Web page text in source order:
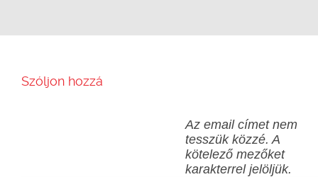
Szóljon hozzá
Az email címet nem
tesszük közzé. A
kötelező mezőket
karakterrel jelöljük.